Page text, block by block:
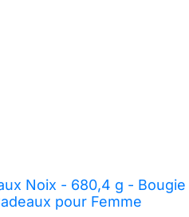
Noix - 680,4 g - Bougie
pour Femme